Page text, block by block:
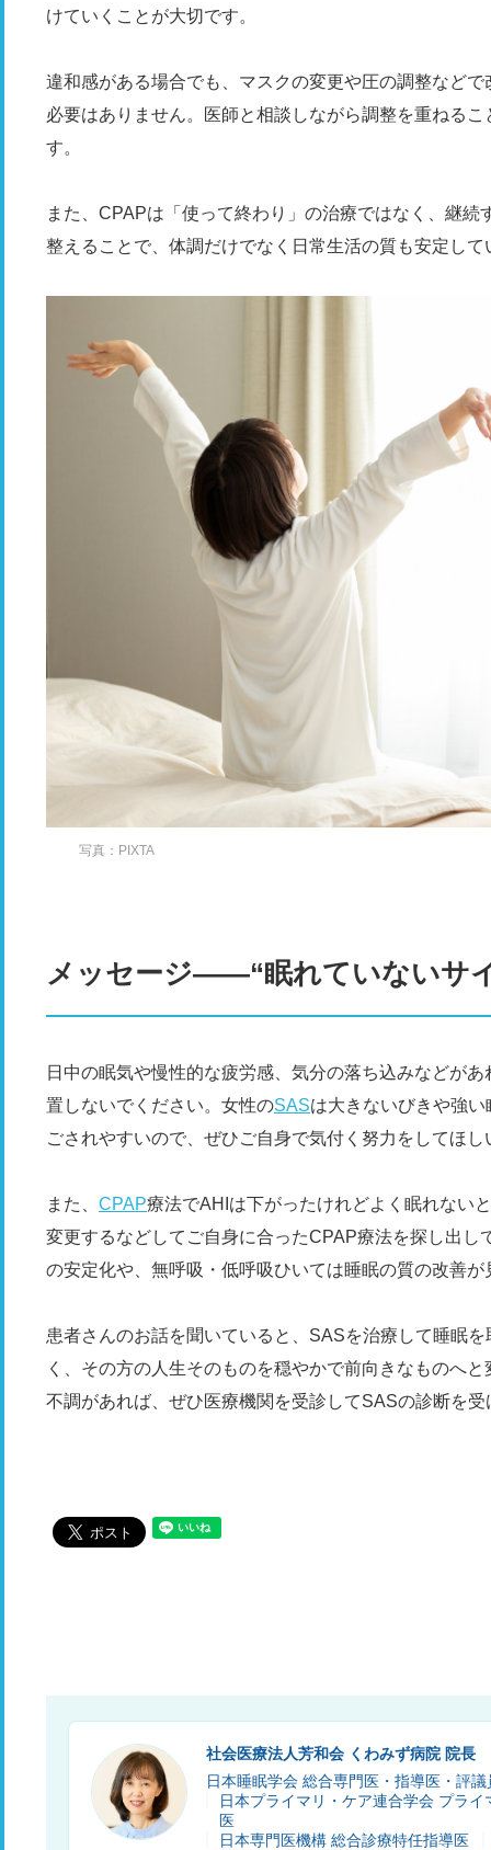
けていくことが大切です。
違和感がある場合でも、マスクの変更や圧の調整など
必要はありません。医師と相談しながら調整を重ねる
す。
また、CPAPは「使って終わり」の治療ではなく、継
整えることで、体調だけでなく日常生活の質も安定し
写真：PIXTA
メッセージ――“眠れていないサ
日中の眠気や慢性的な疲労感、気分の落ち込みなどが
置しないでください。女性のSASは大きないびきや強
ごされやすいので、ぜひご自身で気付く努力をしてほ
また、 CPAP療法でAHIは下がったけれどよく眠れない
変更するなどしてご自身に合ったCPAP療法を探し出
の安定化や、無呼吸・低呼吸ひいては睡眠の質の改善が
患者さんのお話を聞いていると、SASを治療して睡眠
く、その方の人生そのものを穏やかで前向きなものへ
不調があれば、ぜひ医療機関を受診してSASの診断を
社会医療法人芳和会 くわみず病院 院長
日本睡眠学会 総合専門医・指導医・評議
日本プライマリ・ケア連合学会 プラ
医
日本専門医機構 総合診療特任指導医